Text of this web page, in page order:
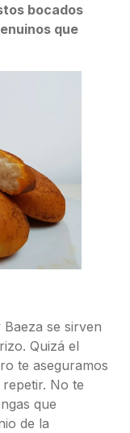
bocados
que
se sirven
Quizá el
te aseguramos
No te
que
de la